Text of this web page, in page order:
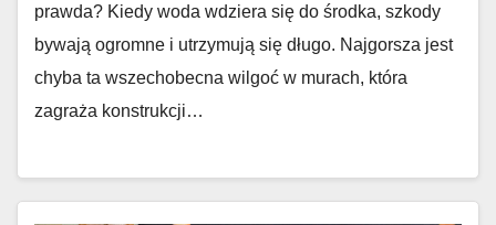
prawda? Kiedy woda wdziera się do środka, szkody
bywają ogromne i utrzymują się długo. Najgorsza jest
chyba ta wszechobecna wilgoć w murach, która
zagraża konstrukcji…